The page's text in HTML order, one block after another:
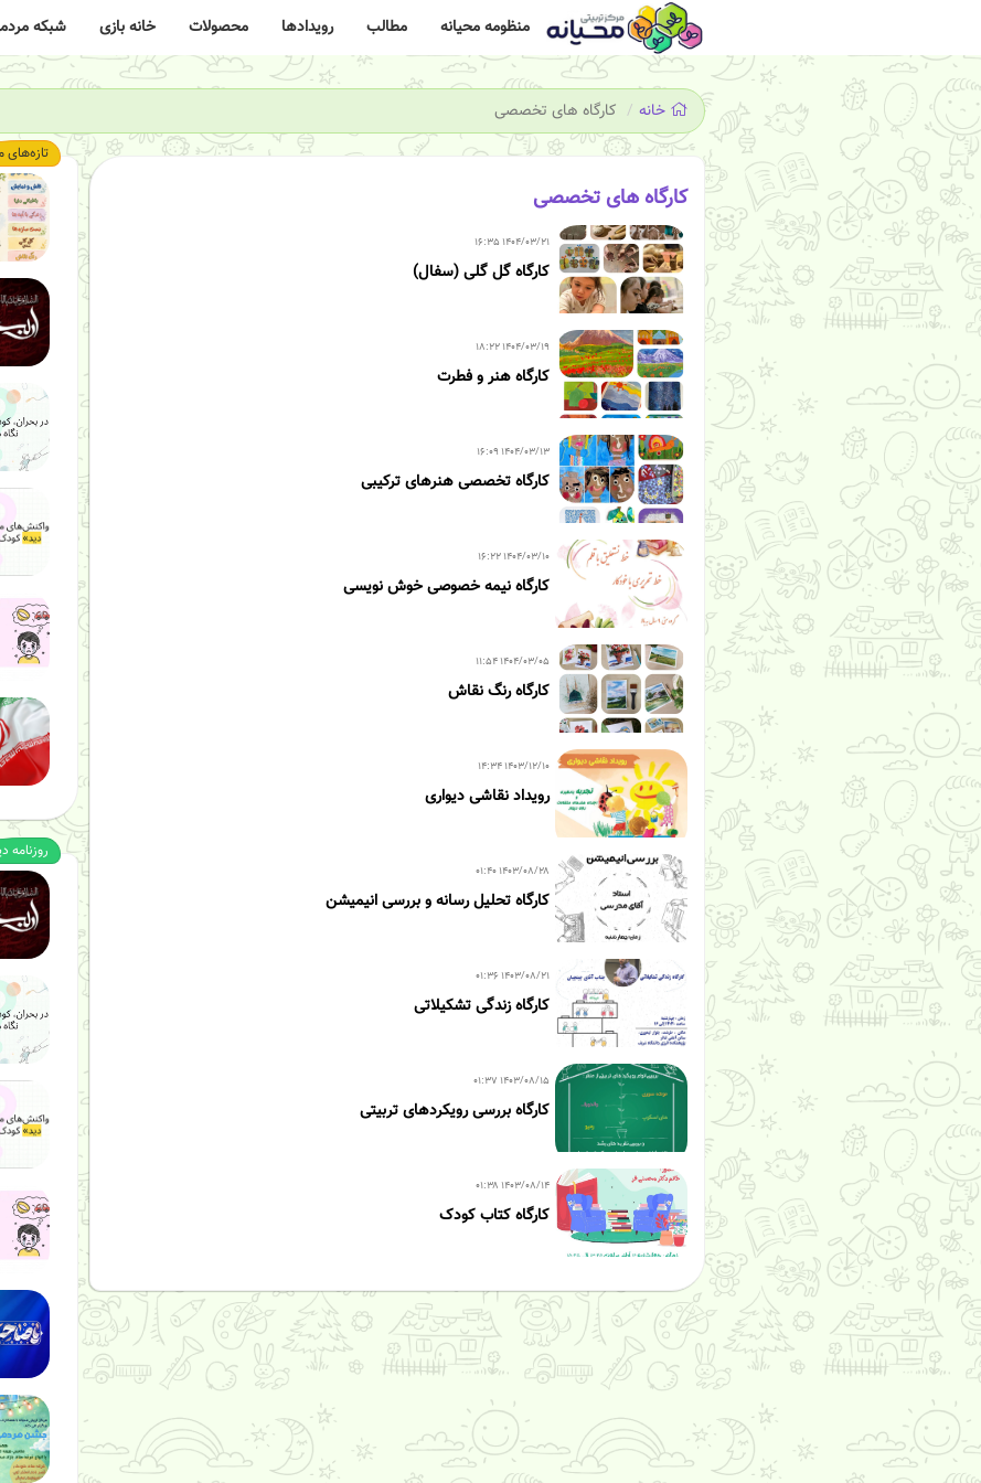
منظومه محیانه مطالب رویدادها محصولات خانه بازی شبکه
خانه کارگاه های تخصصی
کارگاه های تخصصی
۱۴۰۴/۰۳/۲۱ ۱۶:۳۵
کارگاه گل گلی (سفال)
۱۴۰۴/۰۳/۱۹ ۱۸:۲۲
کارگاه هنر و فطرت
۱۴۰۴/۰۳/۱۳ ۱۶:۰۹
کارگاه تخصصی هنرهای ترکیبی
۱۴۰۴/۰۳/۱۰ ۱۶:۲۲
کارگاه نیمه خصوصی خوش نویسی
۱۴۰۴/۰۳/۰۵ ۱۱:۵۴
کارگاه رنگ نقاش
۱۴۰۳/۱۲/۱۰ ۱۴:۳۴
رویداد نقاشی دیواری
۱۴۰۳/۰۸/۲۸ ۰۱:۴۰
کارگاه تحلیل رسانه و بررسی انیمیشن
۱۴۰۳/۰۸/۲۱ ۰۱:۳۶
کارگاه زندگی تشکیلاتی
۱۴۰۳/۰۸/۱۵ ۰۱:۳۷
کارگاه بررسی رویکردهای تربیتی
۱۴۰۳/۰۸/۱۴ ۰۱:۳۸
کارگاه کتاب کودک
تازه‌های
تسلیت باد
کودک
کودک
روزنامه
تسلیت باد
کودک
کودک